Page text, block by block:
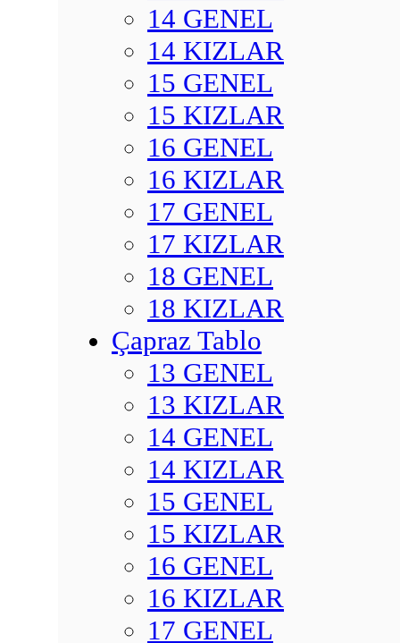
14 GENEL
14 KIZLAR
15 GENEL
15 KIZLAR
16 GENEL
16 KIZLAR
17 GENEL
17 KIZLAR
18 GENEL
18 KIZLAR
Çapraz Tablo
13 GENEL
13 KIZLAR
14 GENEL
14 KIZLAR
15 GENEL
15 KIZLAR
16 GENEL
16 KIZLAR
17 GENEL